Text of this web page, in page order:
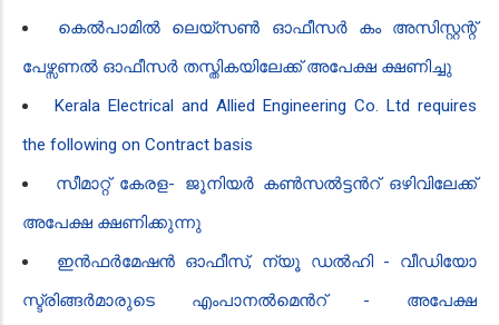
കെൽപാമിൽ ലെയ്സൺ ഓഫീസർ കം അസിസ്റ്റന്റ്
പേഴ്സണൽ ഓഫീസർ തസ്തികയിലേക്ക് അപേക്ഷ ക്ഷണിച്ചു
Kerala Electrical and Allied Engineering Co. Ltd requires
the following on Contract basis
സീമാറ്റ് കേരള- ജൂനിയർ കൺസൽട്ടൻറ് ഒഴിവിലേക്ക്
അപേക്ഷ ക്ഷണിക്കുന്നു
ഇൻഫർമേഷൻ ഓഫീസ്, ന്യൂ ഡൽഹി - വീഡിയോ
സ്ട്രിങ്ങർമാരുടെ എംപാനൽമെൻറ് - അപേക്ഷ